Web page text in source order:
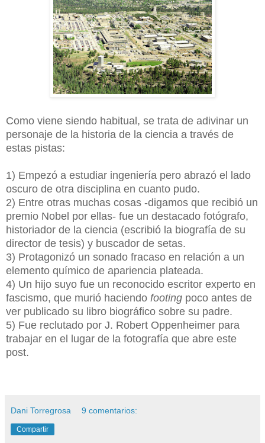
Como viene siendo habitual, se trata de adivinar un
personaje de la historia de la ciencia a través de
estas pistas:
1) Empezó a estudiar ingeniería pero abrazó el lado
oscuro de otra disciplina en cuanto pudo.
2) Entre otras muchas cosas -digamos que recibió un
premio Nobel por ellas- fue un destacado fotógrafo,
historiador de la ciencia (escribió la biografía de su
director de tesis) y buscador de setas.
3) Protagonizó un sonado fracaso en relación a un
elemento químico de apariencia plateada.
4) Un hijo suyo fue un reconocido escritor experto en
fascismo, que murió haciendo footing poco antes de
ver publicado su libro biográfico sobre su padre.
5) Fue reclutado por J. Robert Oppenheimer para
trabajar en el lugar de la fotografía que abre este
post.
Dani Torregrosa 9 comentarios:
Compartir